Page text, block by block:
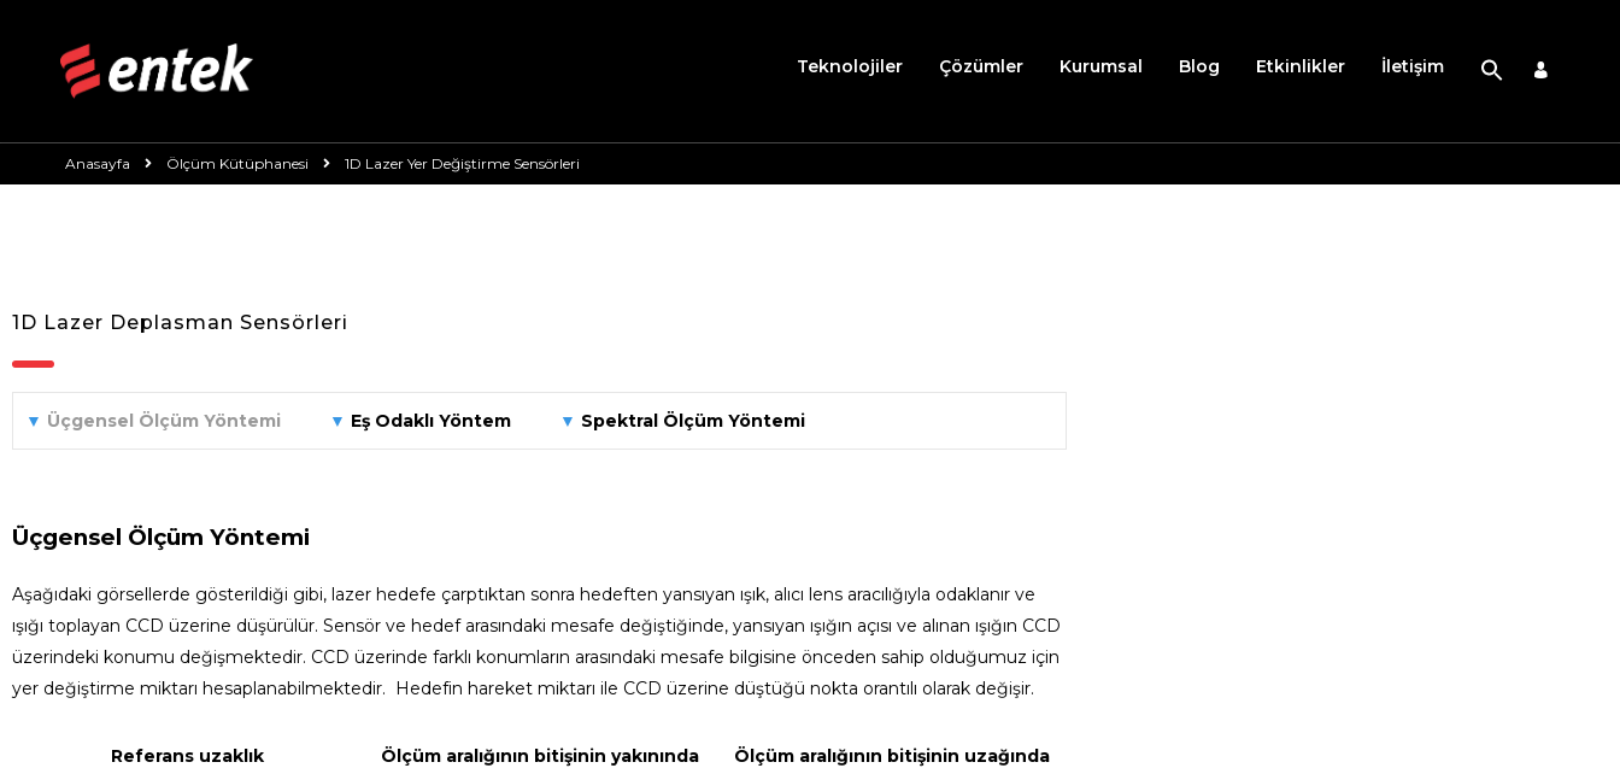
Teknolojiler Çözümler Kurumsal Blog Etkinlikler İletişim
Anasayfa Ölçüm Kütüphanesi 1D Lazer Yer Değiştirme Sensörleri
1D Lazer Deplasman Sensörleri
▼ Üçgensel Ölçüm Yöntemi ▼ Eş Odaklı Yöntem ▼ Spektral Ölçüm Yöntemi
Üçgensel Ölçüm Yöntemi
Aşağıdaki görsellerde gösterildiği gibi, lazer hedefe çarptıktan sonra hedeften yansıyan ışık, alıcı lens aracılığıyla odaklanır ve
ışığı toplayan CCD üzerine düşürülür. Sensör ve hedef arasındaki mesafe değiştiğinde, yansıyan ışığın açısı ve alınan ışığın CCD
üzerindeki konumu değişmektedir. CCD üzerinde farklı konumların arasındaki mesafe bilgisine önceden sahip olduğumuz için
yer değiştirme miktarı hesaplanabilmektedir. Hedefin hareket miktarı ile CCD üzerine düştüğü nokta orantılı olarak değişir.
Referans uzaklık Ölçüm aralığının bitişinin yakınında Ölçüm aralığının bitişinin uzağında